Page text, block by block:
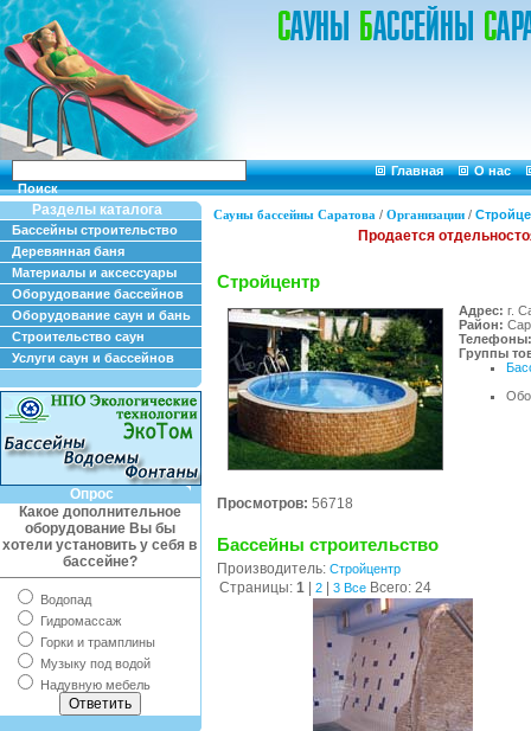
Поиск
Главная О нас
Разделы каталога
Бассейны строительство
Деревянная баня
Материалы и аксессуары
Оборудование бассейнов
Оборудование саун и бань
Строительство саун
Услуги саун и бассейнов
Опрос
Какое дополнительное
оборудование Вы бы
хотели установить у себя в
бассейне?
Водопад
Гидромассаж
Горки и трамплины
Музыку под водой
Надувную мебель
Сауны бассейны Саратова / Организации /
Стройцентр
Адрес: г.
Район:
Телефоны:
Группы
Просмотров: 56718
Бассейны строительство
Производитель: Стройцентр
Страницы: 1 2 3 Все Всего: 24